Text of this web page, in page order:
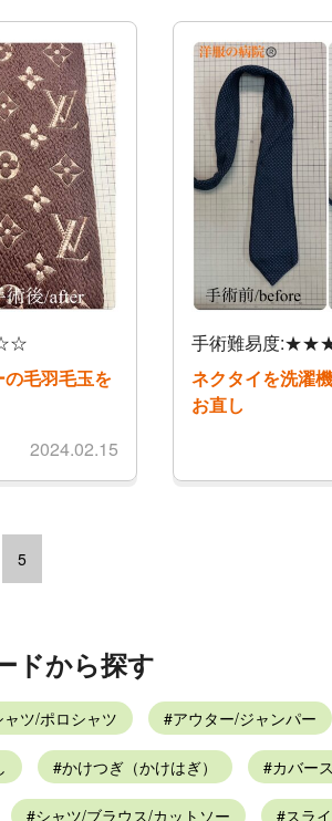
毛羽毛玉を
2024.02.15
手術難易度
ネクタイを洗濯
お直し
5
ドから探す
ツ/ポロシャツ アウター/ジャンパー
かけつぎ（かけはぎ） カバー
シャツ/ブラウス/カットソー スラ